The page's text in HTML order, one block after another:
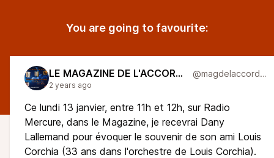
You are going to favourite:
LE MAGAZINE DE L'ACCORDÉON @magdelaccordeon
2 years ago
Ce lundi 13 janvier, entre 11h et 12h, sur Radio
Mercure, dans le Magazine, je recevrai Dany
Lallemand pour évoquer le souvenir de son ami Louis
Corchia (33 ans dans l'orchestre de Louis Corchia).